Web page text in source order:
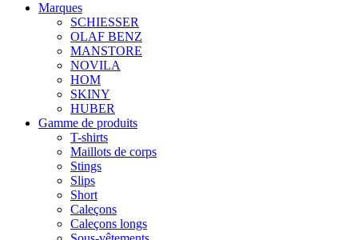
Marques
SCHIESSER
OLAF BENZ
MANSTORE
NOVILA
HOM
SKINY
HUBER
Gamme de produits
T-shirts
Maillots de corps
Stings
Slips
Short
Caleçons
Caleçons longs